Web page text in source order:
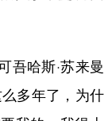
哈斯·苏来曼
多年了，为什